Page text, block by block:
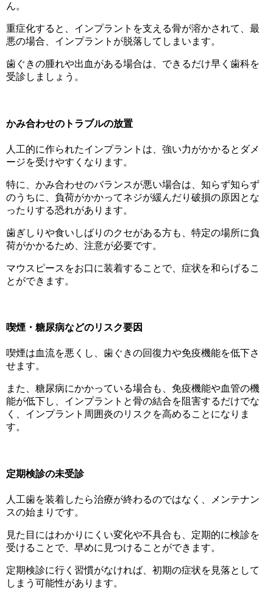
ん。
重症化すると、インプラントを支える骨が溶かされて、最
悪の場合、インプラントが脱落してしまいます。
歯ぐきの腫れや出血がある場合は、できるだけ早く歯科を
受診しましょう。
かみ合わせのトラブルの放置
人工的に作られたインプラントは、強い力がかかるとダメ
ージを受けやすくなります。
特に、かみ合わせのバランスが悪い場合は、知らず知らず
のうちに、負荷がかかってネジが緩んだり破損の原因とな
ったりする恐れがあります。
歯ぎしりや食いしばりのクセがある方も、特定の場所に負
荷がかかるため、注意が必要です。
マウスピースをお口に装着することで、症状を和らげるこ
とができます。
喫煙・糖尿病などのリスク要因
喫煙は血流を悪くし、歯ぐきの回復力や免疫機能を低下さ
せます。
また、糖尿病にかかっている場合も、免疫機能や血管の機
能が低下し、インプラントと骨の結合を阻害するだけでな
く、インプラント周囲炎のリスクを高めることになりま
す。
定期検診の未受診
人工歯を装着したら治療が終わるのではなく、メンテナン
スの始まりです。
見た目にはわかりにくい変化や不具合も、定期的に検診を
受けることで、早めに見つけることができます。
定期検診に行く習慣がなければ、初期の症状を見落として
しまう可能性があります。